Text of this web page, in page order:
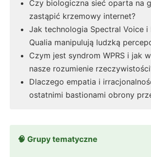
Czy biologiczna sieć oparta na
zastąpić krzemowy internet?
Jak technologia Spectral Voice i
Qualia manipulują ludzką
Czym jest syndrom WPRS i jak
nasze rozumienie
Dlaczego empatia i
ostatnimi bastionami obrony
🧠 Grupy tematyczne